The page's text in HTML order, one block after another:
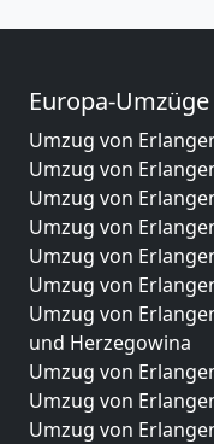
Europa-Umzüge
Umzug von
Umzug von
Umzug von
Umzug von
Umzug von
Umzug von
Umzug von
und Herzegowina
Umzug von
Umzug von
Umzug von